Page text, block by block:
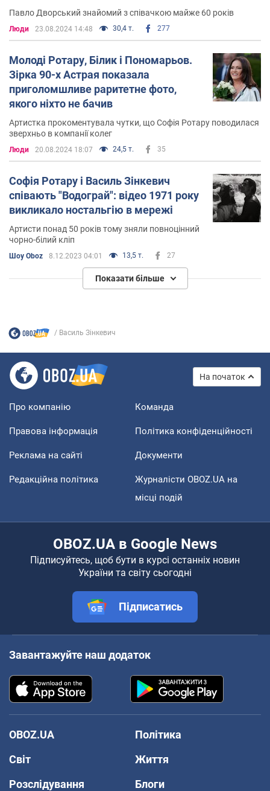
Павло Дворський знайомий з співачкою майже 60 років
Люди 23.08.2024 14:48 30,4 т. 277
Молоді Ротару, Білик і Пономарьов.
Зірка 90-х Астрая показала
приголомшливе раритетне фото,
якого ніхто не бачив
Артистка прокоментувала чутки, що Софія Ротару поводилася
зверхньо в компанії колег
Люди 20.08.2024 18:07 24,5 т. 35
Софія Ротару і Василь Зінкевич
співають "Водограй": відео 1971 року
викликало ностальгію в мережі
Артисти понад 50 років тому зняли повноцінний
чорно-білий кліп
Шоу Oboz 8.12.2023 04:01 13,5 т. 27
Показати більше
Василь Зінкевич
На початок
Про компанію Команда
Правова інформація Політика конфіденційності
Реклама на сайті Документи
Редакційна політика
Журналісти OBOZ.UA на
місці подій
OBOZ.UA в Google News
Підписуйтесь, щоб бути в курсі останніх новин
України та світу сьогодні
Підписатись
Завантажуйте наш додаток
OBOZ.UA
Політика
Світ
Життя
Розслідування
Блоги